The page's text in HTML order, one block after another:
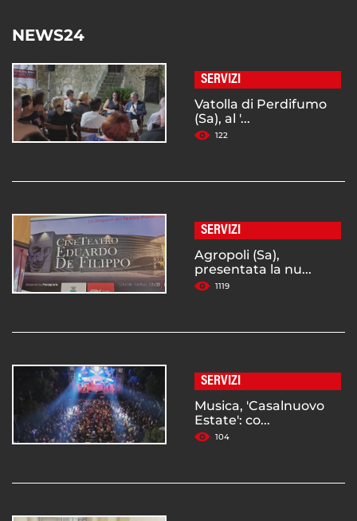
NEWS24
SERVIZI
Vatolla di Perdifumo
(Sa), al '...
122
SERVIZI
Agropoli (Sa),
presentata la nu...
1119
SERVIZI
Musica, 'Casalnuovo
Estate': co...
104